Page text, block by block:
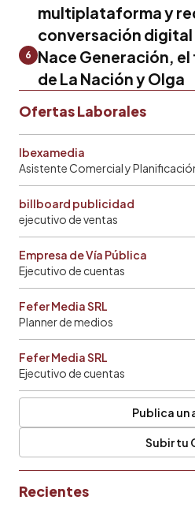
multiplataforma y
conversación digital
6
Nace Generación,
de La Nación y Olga
Ofertas Laborales
Ibexamedia
Asistente Comercial y
billboard publicidad
ejecutivo de ventas
Empresa de Vía Pública
Ejecutivo de cuentas
Fefer Media SRL
Planner de medios
Fefer Media SRL
Ejecutivo de cuentas
Publica un
Subir tu
Recientes